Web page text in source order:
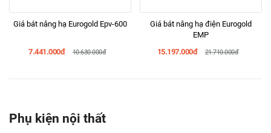
Giá bát nâng hạ Eurogold Epv-600
7.441.000đ 10.630.000đ
Giá bát nâng hạ điện Eurogold
EMP
15.197.000đ
21.710.000đ
Phụ kiện nội thất